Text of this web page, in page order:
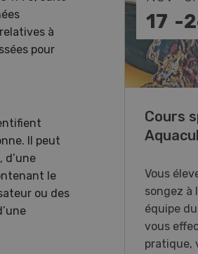
à
pour
Il peut
d’une
le
ou des
aime !
du
Suisse
17 -
Cours
Vous
songez à
équipe
vous
pratique,